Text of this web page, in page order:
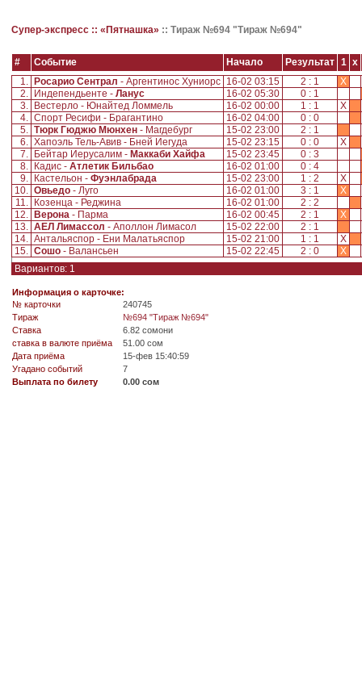
Супер-экспресс :: «Пятнашка» :: Тираж №694 "Тираж №694"
# Событие Начало Результат 1 x
1.
Росарио Сентрал - Аргентинос Хуниорс 16-02 03:15 2 : 1
X
2.
Индепендьенте - Ланус 16-02 05:30
0 : 1
3.
Вестерло - Юнайтед Ломмель 16-02 00:00 1 : 1
X
4. Спорт Ресифи - Брагантино 16-02 04:00 0 : 0
5. Тюрк Гюджю Мюнхен - Магдебург 15-02 23:00 2 : 1
6. Хапоэль Тель-Авив - Бней Иегуда 15-02 23:15 0 : 0
X
7.
Бейтар Иерусалим - Маккаби Хайфа 15-02 23:45
0 : 3
8.
Кадис - Атлетик Бильбао 16-02 01:00
0 : 4
9.
Кастельон - Фуэнлабрада 15-02 23:00 1 : 2
X
10. Овьедо - Луго 16-02 01:00 3 : 1
X
11.
Козенца - Реджина 16-02 01:00 2 : 2
12.
Верона - Парма 16-02 00:45 2 : 1
X
13. АЕЛ Лимассол - Аполлон Лимасол 15-02 22:00 2 : 1
14. Антальяспор - Ени Малатьяспор 15-02 21:00 1 : 1
X
15. Сошо - Валансьен 15-02 22:45 2 : 0
X
Вариантов: 1
Информация о карточке:
№ карточки
240745
Tираж
№694 "Тираж №694"
Ставка
6.82 сомони
ставка в валюте приёма
51.00 сом
Дата приёма
15-фев 15:40:59
Угадано событий
7
Выплата по билету
0.00 сом